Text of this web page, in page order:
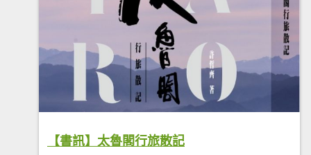
【書訊】太魯閣行旅散記